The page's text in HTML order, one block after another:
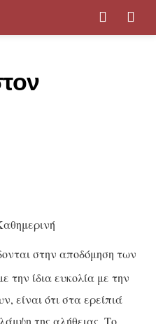
στην αποδόμηση των
την ίδια ευκολία με την
είναι ότι στα ερείπιά
της αλήθειας. Το